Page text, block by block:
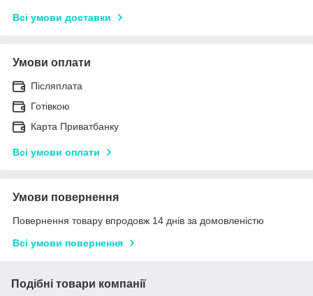
Всі умови доставки
Умови оплати
Післяплата
Готівкою
Карта Приватбанку
Всі умови оплати
Умови повернення
Повернення товару впродовж 14 днів за домовленістю
Всі умови повернення
Подібні товари компанії